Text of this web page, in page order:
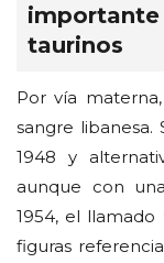
taurinos
Por vía
sangre
1948 y
aunque con
1954, el llamado
figuras